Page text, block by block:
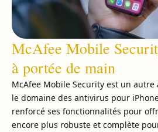
McAfee Mobile
à portée de main
McAfee Mobile Security est un
le domaine des antivirus pour
renforcé ses fonctionnalités pour
encore plus robuste et complète